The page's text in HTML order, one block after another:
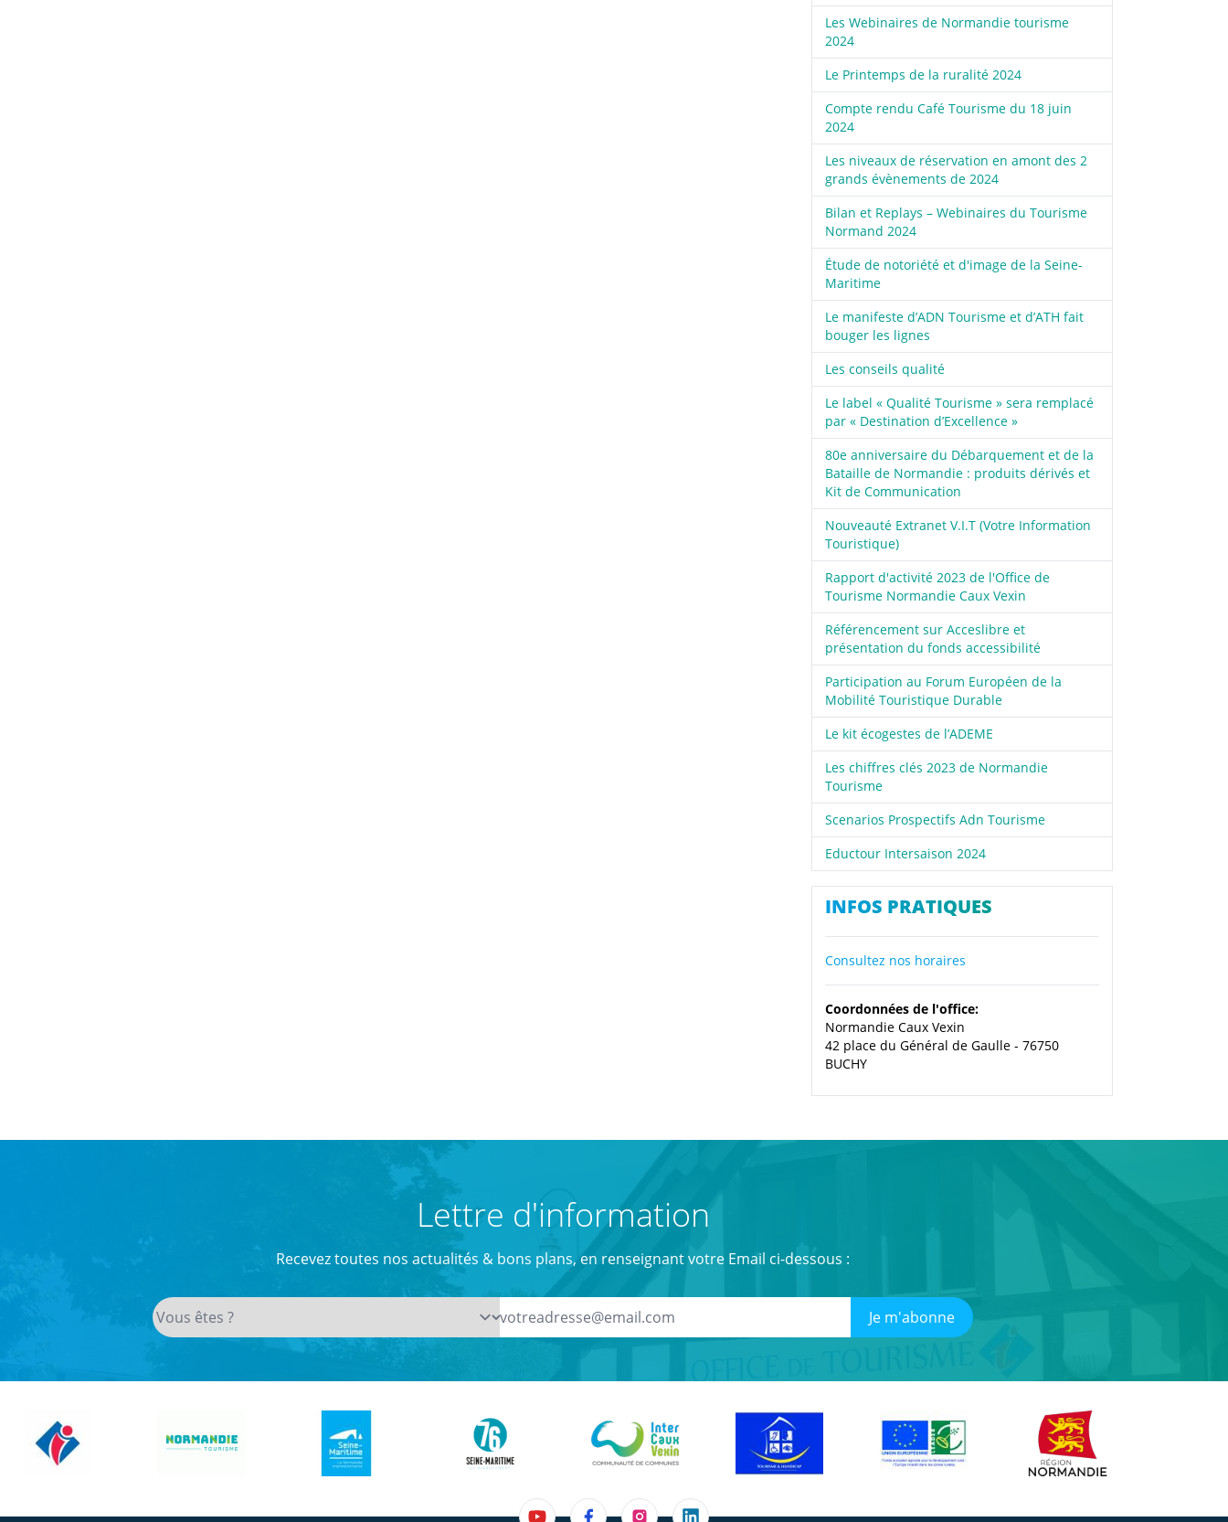
Les Webinaires de Normandie tourisme
2024
Le Printemps de la ruralité 2024
Compte rendu Café Tourisme du 18 juin
2024
Les niveaux de réservation en amont des 2
grands évènements de 2024
Bilan et Replays – Webinaires du Tourisme
Normand 2024
Étude de notoriété et d'image de la Seine-
Maritime
Le manifeste d’ADN Tourisme et d’ATH fait
bouger les lignes
Les conseils qualité
Le label « Qualité Tourisme » sera remplacé
par « Destination d’Excellence »
80e anniversaire du Débarquement et de la
Bataille de Normandie : produits dérivés et
Kit de Communication
Nouveauté Extranet V.I.T (Votre Information
Touristique)
Rapport d'activité 2023 de l'Office de
Tourisme Normandie Caux Vexin
Référencement sur Acceslibre et
présentation du fonds accessibilité
Participation au Forum Européen de la
Mobilité Touristique Durable
Le kit écogestes de l’ADEME
Les chiffres clés 2023 de Normandie
Tourisme
Scenarios Prospectifs Adn Tourisme
Eductour Intersaison 2024
INFOS PRATIQUES
Consultez nos horaires
Coordonnées de l'office:
Normandie Caux Vexin
42 place du Général de Gaulle - 76750
BUCHY
Lettre d'information
Recevez toutes nos actualités & bons plans, en renseignant votre Email ci-dessous :
Je m'abonne